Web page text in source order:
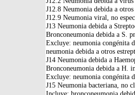
J12.8 Neumonia debida a
J12.9 Neumonia viral, no
J13 Neumonia debida a
Bronconeumonia debida a S.
Excluye: neumonia congénita
neumonia debida a otros
J14 Neumonia debida a
Bronconeumonia debida a H.
Excluye: neumonia congénita
J15 Neumonia bacteriana, no